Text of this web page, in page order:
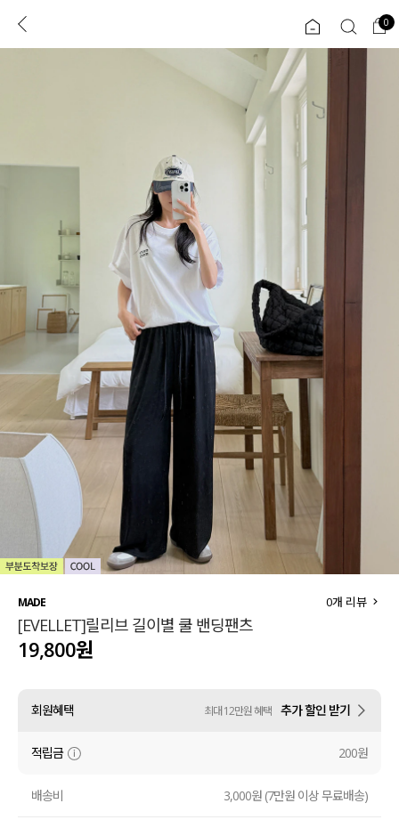
로그인 0
ENG
TW
JP
회원혜택
COMMUNITY
도착보장⚡
인플루언서 pick!
신상 5%
베스트
세트할인 ~30%
하객룩
살안타템
110사이즈
티셔츠
셔츠
원피스
니트
익스클루시브
티셔츠
니트
블라우스
원피스
팬츠
스커트
언더웨어
0
MADE
[EVELLET]릴리브 길이별 쿨 밴딩팬츠
0개 리뷰
19,800원
회원혜택 최대 12만원 혜택 추가 할인 받기
적립금 200원
배송비 3,000원 (7만원 이상 무료배송)